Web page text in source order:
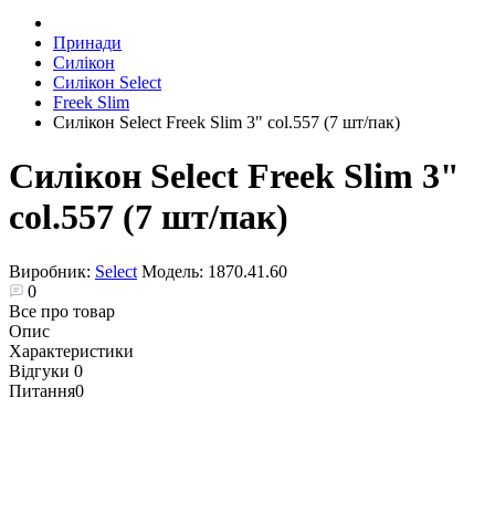
Принади
Силікон
Силікон Select
Freek Slim
Силікон Select Freek Slim 3" col.557 (7 шт/пак)
Силікон Select Freek Slim 3"
col.557 (7 шт/пак)
Виробник: Select Модель: 1870.41.60
0
Все про товар
Опис
Характеристики
Відгуки 0
Питання0